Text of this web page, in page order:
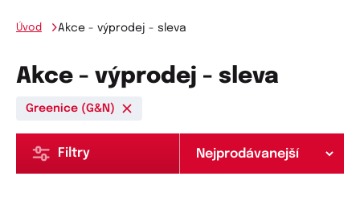
Úvod Akce - výprodej - sleva
Akce - výprodej - sleva
Greenice (G&N)
Filtry